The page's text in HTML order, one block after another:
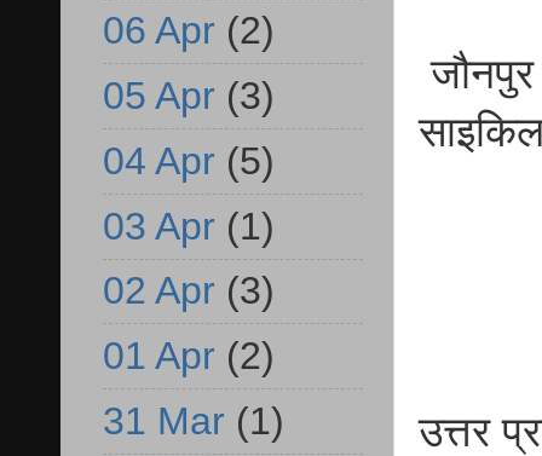
जौनपुर
उत्तर
06 Apr (2)
05 Apr (3)
04 Apr (5)
03 Apr (1)
02 Apr (3)
01 Apr (2)
31 Mar (1)